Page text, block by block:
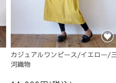
カジュアルワンピース/イエロー/
河織物